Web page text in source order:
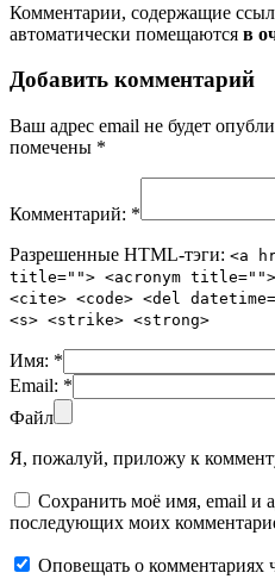
Комментарии, содержащие
автоматически помещаются в
Добавить комментарий
Ваш адрес email не будет
помечены *
Комментарий: *
Разрешенные HTML-тэги: <a
title=""> <acronym
<cite> <code> <del
<s> <strike> <strong>
Имя: *
Email: *
Файл
Я, пожалуй, приложу к
Сохранить моё имя, email и
последующих моих
Оповещать о комментариях